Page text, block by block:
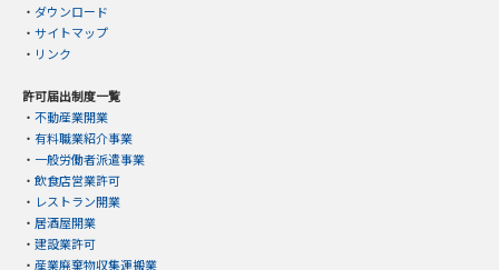
・ ダウンロード
・ サイトマップ
・ リンク
許可届出制度一覧
・ 不動産業開業
・ 有料職業紹介事業
・ 一般労働者派遣事業
・ 飲食店営業許可
・ レストラン開業
・ 居酒屋開業
・ 建設業許可
・ 産業廃棄物収集運搬業